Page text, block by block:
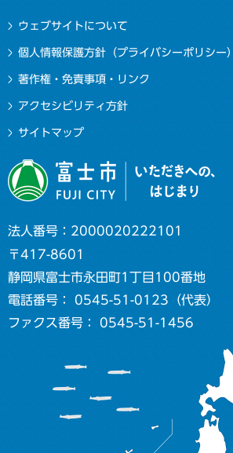
ウェブサイトについて
個人情報保護方針（プライバシーポリシー）
著作権・免責事項・リンク
アクセシビリティ方針
サイトマップ
法人番号：2000020222101
〒417-8601
静岡県富士市永田町1丁目100番地
電話番号： 0545-51-0123（代表）
ファクス番号： 0545-51-1456